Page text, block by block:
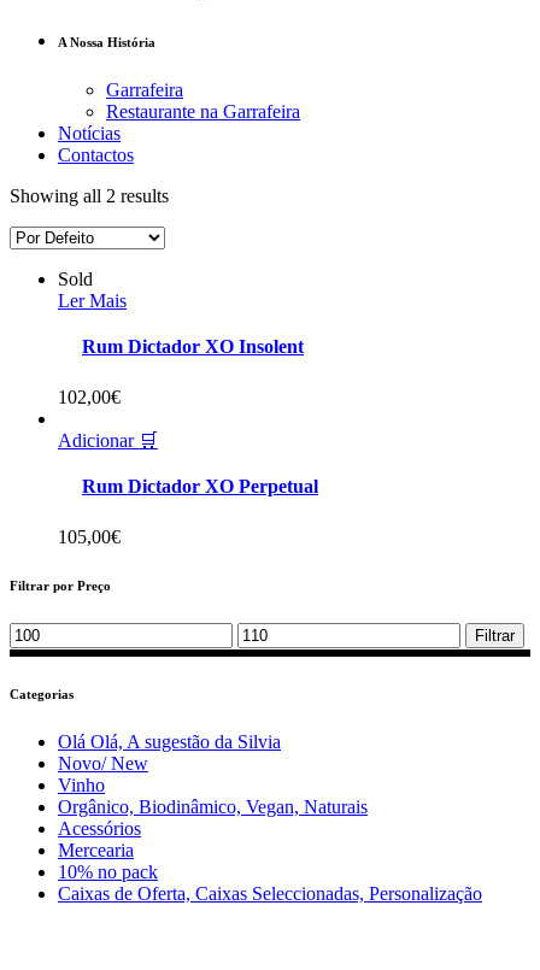
A Nossa História
Garrafeira
Restaurante na Garrafeira
Notícias
Contactos
Showing all 2 results
Sold
Ler Mais
Rum Dictador XO Insolent
102,00€
Adicionar 🛒
Rum Dictador XO Perpetual
105,00€
Filtrar por Preço
Min
price
Max
price
Filtrar
Categorias
Olá Olá, A sugestão da Silvia
Novo/ New
Vinho
Orgânico, Biodinâmico, Vegan, Naturais
Acessórios
Mercearia
10% no pack
Caixas de Oferta, Caixas Seleccionadas, Personalização